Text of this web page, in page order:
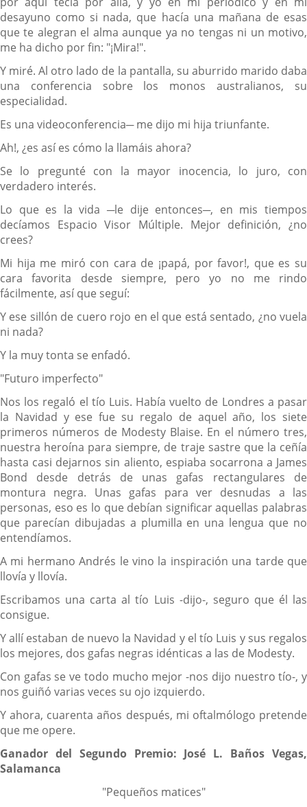
desayuno como si nada, que hacía una mañana de esas
que te alegran el alma aunque ya no tengas ni un motivo,
me ha dicho por fin: "¡Mira!".
Y miré. Al otro lado de la pantalla, su aburrido marido daba
una conferencia sobre los monos australianos, su
especialidad.
Es una videoconferencia─ me dijo mi hija triunfante.
Ah!, ¿es así es cómo la llamáis ahora?
Se lo pregunté con la mayor inocencia, lo juro, con
verdadero interés.
Lo que es la vida ─le dije entonces─, en mis tiempos
decíamos Espacio Visor Múltiple. Mejor definición, ¿no
crees?
Mi hija me miró con cara de ¡papá, por favor!, que es su
cara favorita desde siempre, pero yo no me rindo
fácilmente, así que seguí:
Y ese sillón de cuero rojo en el que está sentado, ¿no vuela
ni nada?
Y la muy tonta se enfadó.
"Futuro imperfecto"
Nos los regaló el tío Luis. Había vuelto de Londres a pasar
la Navidad y ese fue su regalo de aquel año, los siete
primeros números de Modesty Blaise. En el número tres,
nuestra heroína para siempre, de traje sastre que la ceñía
hasta casi dejarnos sin aliento, espiaba socarrona a James
Bond desde detrás de unas gafas rectangulares de
montura negra. Unas gafas para ver desnudas a las
personas, eso es lo que debían significar aquellas palabras
que parecían dibujadas a plumilla en una lengua que no
entendíamos.
A mi hermano Andrés le vino la inspiración una tarde que
llovía y llovía.
Escribamos una carta al tío Luis -dijo-, seguro que él las
consigue.
Y allí estaban de nuevo la Navidad y el tío Luis y sus regalos
los mejores, dos gafas negras idénticas a las de Modesty.
Con gafas se ve todo mucho mejor -nos dijo nuestro tío-, y
nos guiñó varias veces su ojo izquierdo.
Y ahora, cuarenta años después, mi oftalmólogo pretende
que me opere.
Ganador del Segundo Premio: José L. Baños Vegas,
Salamanca
"Pequeños matices"